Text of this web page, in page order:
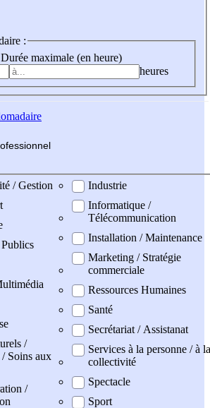
:
Durée maximale (en heure)
heures
fessionnel
/ Gestion
/
Soins aux
/
Industrie
Informatique /
Télécommunication
Installation / Maintenance
Marketing / Stratégie
commerciale
Ressources Humaines
Santé
Secrétariat / Assistanat
Services à la personne / à la
collectivité
Spectacle
Sport